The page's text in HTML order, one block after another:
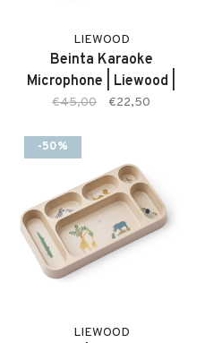
LIEWOOD
Beinta Karaoke
Microphone | Liewood |
Pepperemunt
€45,00 €22,50
-50%
LIEWOOD